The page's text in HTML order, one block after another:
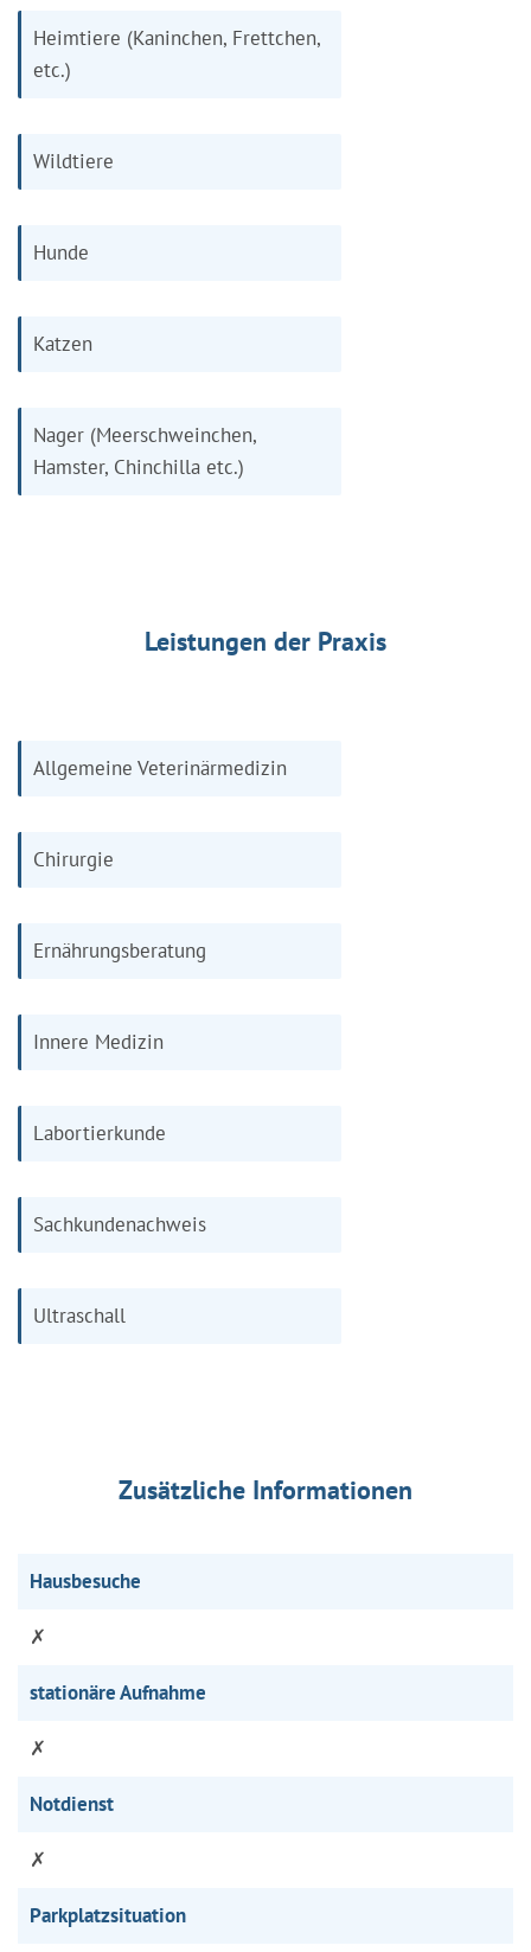
Heimtiere (Kaninchen, Frettchen,
etc.)
Wildtiere
Hunde
Katzen
Nager (Meerschweinchen,
Hamster, Chinchilla etc.)
Leistungen der Praxis
Allgemeine Veterinärmedizin
Chirurgie
Ernährungsberatung
Innere Medizin
Labortierkunde
Sachkundenachweis
Ultraschall
Zusätzliche Informationen
Hausbesuche
✗
stationäre Aufnahme
✗
Notdienst
✗
Parkplatzsituation